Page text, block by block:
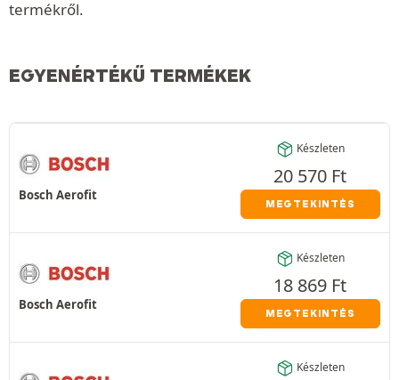
termékről.
EGYENÉRTÉKŰ TERMÉKEK
Bosch Aerofit
Készleten
20 570 Ft
MEGTEKINTÉS
Bosch Aerofit
Készleten
18 869 Ft
MEGTEKINTÉS
Készleten